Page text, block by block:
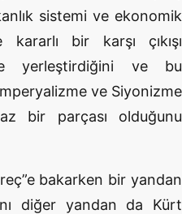
sistemi ve ekonomik
bir karşı çıkışı
yerleştirdiğini ve bu
ve Siyonizme
bir parçası olduğunu
bakarken bir yandan
diğer yandan da Kürt